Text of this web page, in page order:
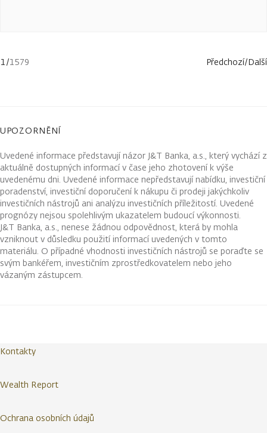
1/1579 Předchozí/Další
UPOZORNĚNÍ
Uvedené informace představují názor J&T Banka, a.s., který vychází z
aktuálně dostupných informací v čase jeho zhotovení k výše
uvedenému dni. Uvedené informace nepředstavují nabídku, investiční
poradenství, investiční doporučení k nákupu či prodeji jakýchkoliv
investičních nástrojů ani analýzu investičních příležitostí. Uvedené
prognózy nejsou spolehlivým ukazatelem budoucí výkonnosti.
J&T Banka, a.s., nenese žádnou odpovědnost, která by mohla
vzniknout v důsledku použití informací uvedených v tomto
materiálu. O případné vhodnosti investičních nástrojů se poraďte se
svým bankéřem, investičním zprostředkovatelem nebo jeho
vázaným zástupcem.
Kontakty
Wealth Report
Ochrana osobních údajů